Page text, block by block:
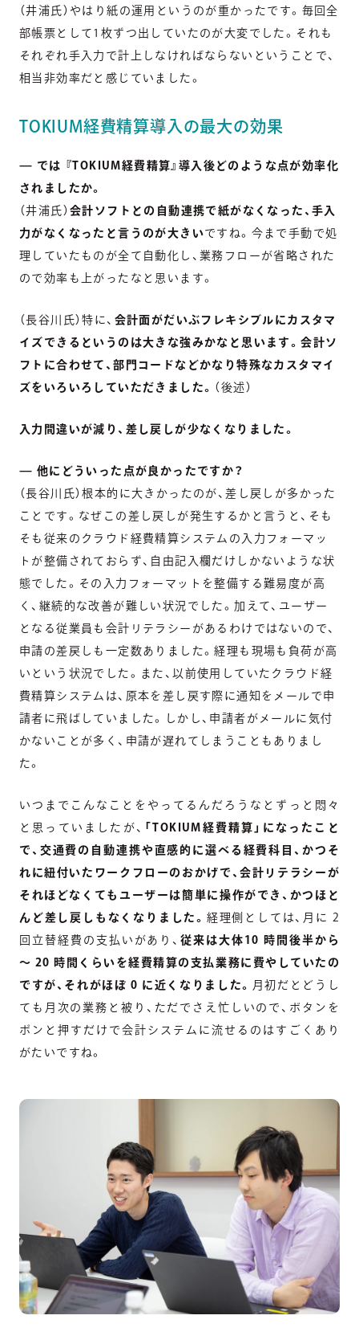
（井浦氏）やはり紙の運用というのが重かったです。毎回全
部帳票として1枚ずつ出していたのが大変でした。それも
それぞれ手入力で計上しなければならないということで、
相当非効率だと感じていました。
TOKIUM経費精算導入の最大の効果
— では 『TOKIUM経費精算』導入後どのような点が効率化
されましたか。
（井浦氏） 会計ソフトとの自動連携で紙がなくなった、手入
力がなくなったと言うのが大きいですね。今まで手動で処
理していたものが全て自動化し、業務フローが省略された
ので効率も上がったなと思います。
（長谷川氏）特に、 会計面がだいぶフレキシブルにカスタマ
イズできるというのは大きな強みかなと思います。会計ソ
フトに合わせて、部門コードなどかなり特殊なカスタマイ
ズをいろいろしていただきました。
（後述）
入力間違いが減り、差し戻しが少なくなりました。
— 他にどういった点が良かったですか？
（長谷川氏）根本的に大きかったのが、差し戻しが多かった
ことです。なぜこの差し戻しが発生するかと言うと、そも
そも従来のクラウド経費精算システムの入力フォーマッ
トが整備されておらず、自由記入欄だけしかないような状
態でした。その入力フォーマットを整備する難易度が高
く、継続的な改善が難しい状況でした。加えて、ユーザー
となる従業員も会計リテラシーがあるわけではないので、
申請の差戻しも一定数ありました。経理も現場も負荷が高
いという状況でした。また、以前使用していたクラウド経
費精算システムは、原本を差し戻す際に通知をメールで申
請者に飛ばしていました。しかし、申請者がメールに気付
かないことが多く、申請が遅れてしまうこともありまし
た。
いつまでこんなことをやってるんだろうなとずっと悶々
と思っていましたが、
「TOKIUM経費精算」になったこと
で、交通費の自動連携や直感的に選べる経費科目、かつそ
れに紐付いたワークフローのおかげで、会計リテラシーが
それほどなくてもユーザーは簡単に操作ができ、かつほと
んど差し戻しもなくなりました。 経理側としては、月に 2
回立替経費の支払いがあり、従来は大体10 時間後半から
～ 20 時間くらいを経費精算の支払業務に費やしていたの
ですが、それがほぼ 0 に近くなりました。
月初だとどうし
ても月次の業務と被り、ただでさえ忙しいので、ボタンを
ポンと押すだけで会計システムに流せるのはすごくあり
がたいですね。